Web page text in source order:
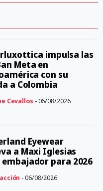
impulsa las
Meta en
con su
a Colombia
Cevallos - 06/08/2026
Eyewear
a Maxi Iglesias
embajador para 2026
- 06/08/2026